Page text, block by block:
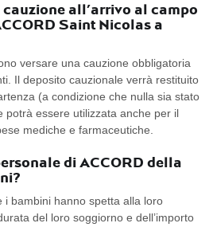
all’arrivo al campo
Saint Nicolas a
versare una cauzione obbligatoria
Il deposito cauzionale verrà restituito
(a condizione che nulla sia stato
potrà essere utilizzata anche per il
mediche e farmaceutiche.
di ACCORD della
i bambini hanno spetta alla loro
del loro soggiorno e dell’importo